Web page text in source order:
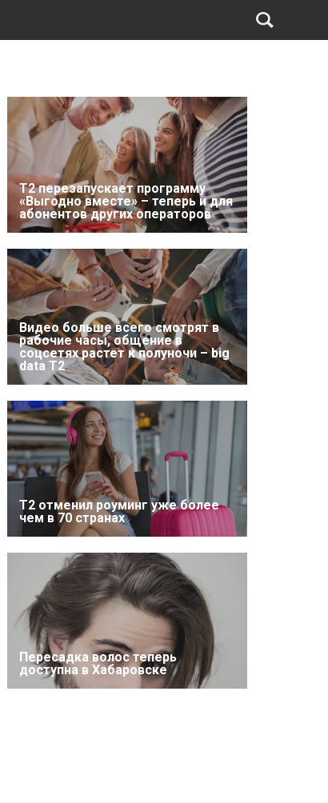
Т2 перезапускает программу
«Выгодно вместе» – теперь и для
абонентов других операторов
Видео больше всего смотрят в
рабочие часы, общение в
соцсетях растет к полуночи – big
data T2
Т2 отменил роуминг уже более
чем в 70 странах
Пересадка волос теперь
доступна в Хабаровске